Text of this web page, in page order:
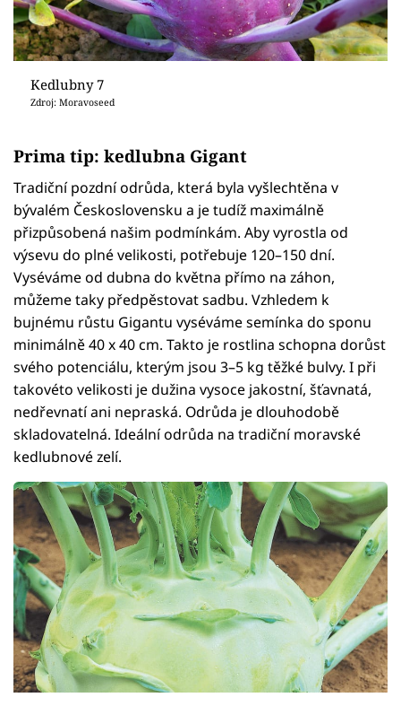
Kedlubny 7
Zdroj: Moravoseed
Prima tip: kedlubna Gigant
Tradiční pozdní odrůda, která byla vyšlechtěna v
bývalém Československu a je tudíž maximálně
přizpůsobená našim podmínkám. Aby vyrostla od
výsevu do plné velikosti, potřebuje 120–150 dní.
Vyséváme od dubna do května přímo na záhon,
můžeme taky předpěstovat sadbu. Vzhledem k
bujnému růstu Gigantu vyséváme semínka do sponu
minimálně 40 x 40 cm. Takto je rostlina schopna dorůst
svého potenciálu, kterým jsou 3–5 kg těžké bulvy. I při
takovéto velikosti je dužina vysoce jakostní, šťavnatá,
nedřevnatí ani nepraská. Odrůda je dlouhodobě
skladovatelná. Ideální odrůda na tradiční moravské
kedlubnové zelí.